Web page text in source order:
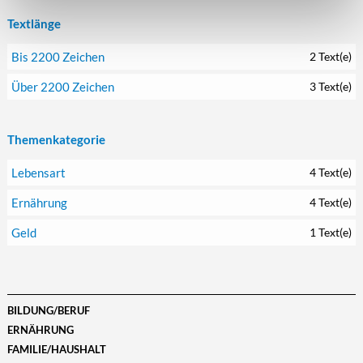
Textlänge
Bis 2200 Zeichen 2 Text(e)
Über 2200 Zeichen 3 Text(e)
Themenkategorie
Lebensart 4 Text(e)
Ernährung 4 Text(e)
Geld 1 Text(e)
BILDUNG/BERUF
ERNÄHRUNG
FAMILIE/HAUSHALT